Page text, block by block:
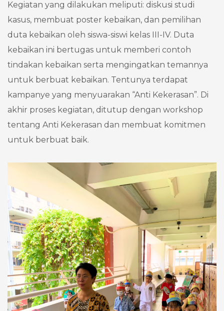
Kegiatan yang dilakukan meliputi: diskusi studi
kasus, membuat poster kebaikan, dan pemilihan
duta kebaikan oleh siswa-siswi kelas III-IV. Duta
kebaikan ini bertugas untuk memberi contoh
tindakan kebaikan serta mengingatkan temannya
untuk berbuat kebaikan. Tentunya terdapat
kampanye yang menyuarakan “Anti Kekerasan”. Di
akhir proses kegiatan, ditutup dengan workshop
tentang Anti Kekerasan dan membuat komitmen
untuk berbuat baik.